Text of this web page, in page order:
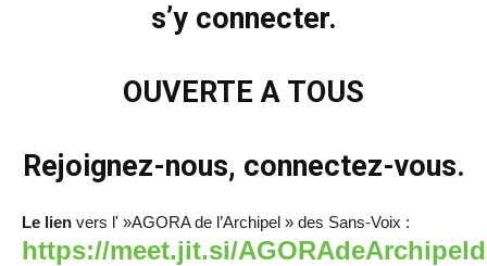
s’y connecter.
OUVERTE A TOUS
Rejoignez-nous, connectez-vous.
Le lien vers l' »AGORA de l’Archipel » des Sans-Voix :
https://meet.jit.si/